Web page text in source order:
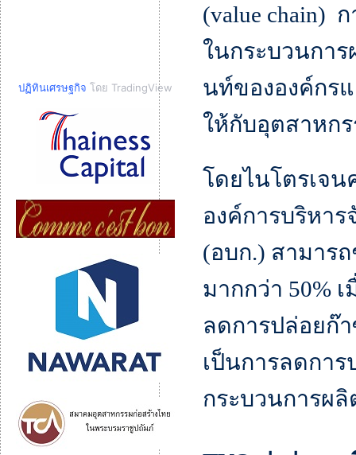
ปฏิทินเศรษฐกิจ โดย TradingView
(value chain)
ในกระบวนกา
นท์ขององค์กร
ให้กับอุตสาหก
โดยไนโตรเจ
องค์การบริหา
(อบก.) สามาร
มากกว่า 50%
ลดการปล่อยก๊า
เป็นการลดกา
กระบวนการผ